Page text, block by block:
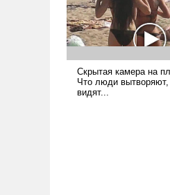
слабым, идти вперед
адаптироваться.